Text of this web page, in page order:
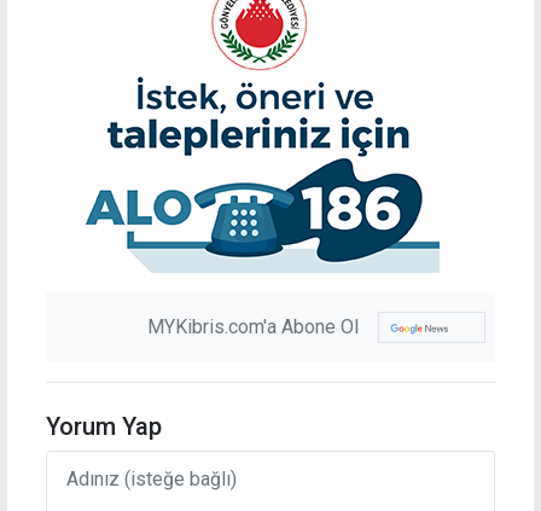
MYKibris.com'a Abone Ol
Yorum Yap